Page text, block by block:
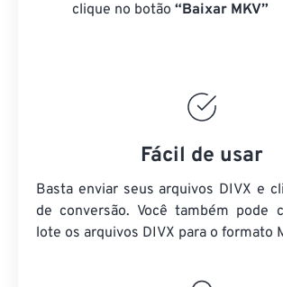
clique no botão “Baixar MKV”
Fácil de usar
Basta enviar seus arquivos DIVX e
de conversão. Você também pode
lote os arquivos DIVX para o formato